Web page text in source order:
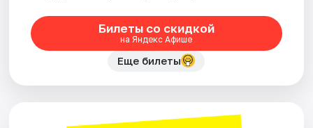
Билеты со скидкой
на Яндекс Афише
Еще билеты